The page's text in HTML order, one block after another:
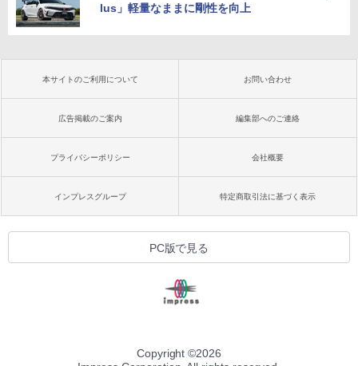
lus」軽量なままに剛性を向上
本サイトのご利用について お問い合わせ
広告掲載のご案内 編集部へのご連絡
プライバシーポリシー 会社概要
インプレスグループ 特定商取引法に基づく表示
PC版で見る
Copyright ©2026